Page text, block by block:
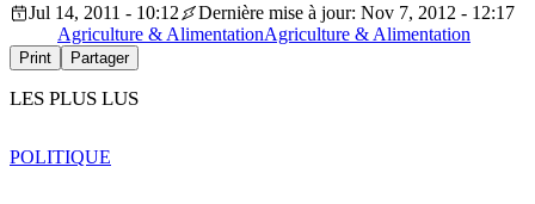
Jul 14, 2011 - 10:12
Dernière mise à jour: Nov 7, 2012 - 12:17
Agriculture & AlimentationAgriculture & Alimentation
Print Partager
LES PLUS LUS
POLITIQUE